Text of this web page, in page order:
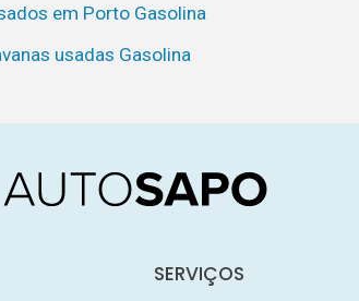
em Porto Gasolina
usadas Gasolina
SERVIÇOS